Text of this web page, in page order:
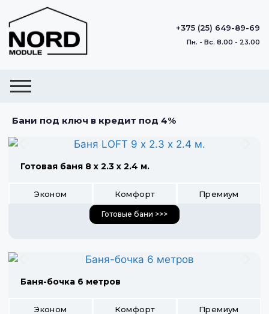
+375 (25) 649-89-69
Пн. - Вс. 8.00 - 23.00
Бани под ключ в кредит под 4%
Готовая баня 8 х 2.3 х 2.4 м.
Эконом Комфорт Премиум
Готовые бани >>>
Баня-бочка 6 метров
Эконом Комфорт Премиум